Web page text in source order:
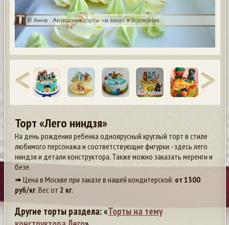
Торт «Лего ниндзя»
На день рождения ребенка одноярусный круглый торт в стиле
любимого персонажа и соответствующие фигурки - здесь лего
ниндзя и детали конструктора. Также можно заказать меренги и
безе.
➠ Цена в Москве при заказе в нашей кондитерской: от 1300
руб/кг. Вес от 2 кг.
Другие торты раздела: «Торты на тему